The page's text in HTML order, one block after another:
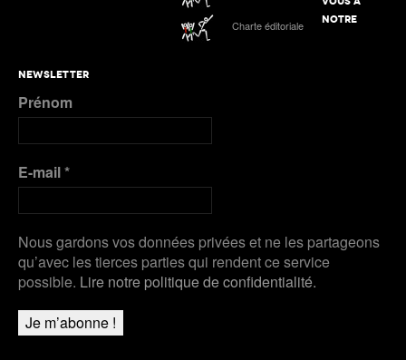
ATHLE.ch à l’Euro indoor 2025 à Apeldoorn
première à Kingston
Plus de Audios
Charte éditoriale
NOTRE
NEWSLETTER
Prénom
E-mail*
Nous gardons vos données privées et ne les partageons
qu’avec les tierces parties qui rendent ce service
possible. Lire notre politique de confidentialité.